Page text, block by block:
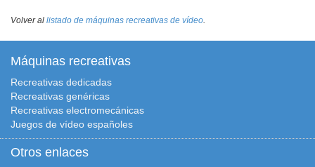
Volver al listado de máquinas recreativas de vídeo.
Máquinas recreativas
Recreativas dedicadas
Recreativas genéricas
Recreativas electromecánicas
Juegos de vídeo españoles
Otros enlaces